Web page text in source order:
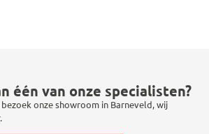
één van onze specialisten?
onze showroom in Barneveld, wij